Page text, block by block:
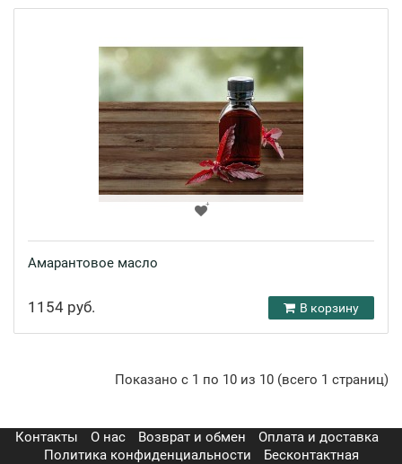
Амарантовое масло
1154 руб. В корзину
Показано с 1 по 10 из 10 (всего 1 страниц)
Контакты О нас Возврат и обмен
Оплата и доставка
Политика конфиденциальности
Бесконтактная